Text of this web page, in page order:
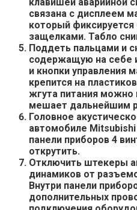
связана с дисплеем
который
защелками. Табло
Поддеть пальцами и
содержащую на себе
и кнопки управления
крепится на
жгута питания можно
мешает дальнейшим
Головное
автомобиле
панели приборов 4
открутить.
Отключить штекеры
динамиков от
Внутри панели
дополнительных